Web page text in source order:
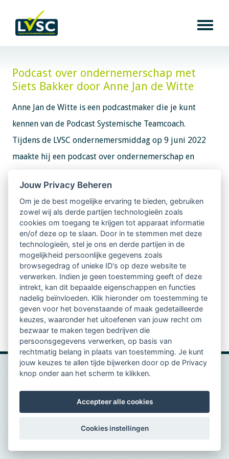
Podcast over ondernemerschap met
Siets Bakker door Anne Jan de Witte
Anne Jan de Witte is een podcastmaker die je kunt
kennen van de Podcast Systemische Teamcoach.
Tijdens de LVSC ondernemersmiddag op 9 juni 2022
maakte hij een podcast over ondernemerschap en
en spreker tijdens de ondernemersmiddag - Siets
Bakker. Daarnaast vertelt onze LVSC-collega Mariëlle
Visser meer over de LVSC ondernemersmiddag en
spreekt Anne Jan met diverse deelnemers.
Beluister de podcast van Anne Jan de Witte over
Jouw Privacy Beheren
Om je de best mogelijke ervaring te bieden, gebruiken
zowel wij als derde partijen technologieën zoals
cookies om toegang te krijgen tot apparaat informatie
en/of deze op te slaan. Door in te stemmen met deze
technologieën, stel je ons en derde partijen in de
mogelijkheid persoonlijke gegevens zoals
browsegedrag of unieke ID's op deze website te
verwerken. Indien je geen toestemming geeft of deze
intrekt, kan dit bepaalde eigenschappen en functies
nadelig beïnvloeden. Klik hieronder om toestemming te
geven voor het bovenstaande of maak gedetailleerde
keuzes, waaronder het uitoefenen van jouw recht om
bezwaar te maken tegen bedrijven die
persoonsgegevens verwerken, op basis van
rechtmatig belang in plaats van toestemming. Je kunt
jouw keuzes te allen tijde bijwerken door op de Privacy
knop onder aan het scherm te klikken.
Accepteer alle cookies
Cookies instellingen